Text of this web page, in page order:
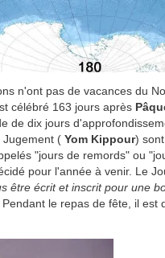
n'ont pas de vacances du
célébré 163 jours après
de dix jours
Jugement ( Yom Kippour)
"jours de remords" ou
pour l'année à venir. Le
être écrit et inscrit pour une
le repas de fête, il